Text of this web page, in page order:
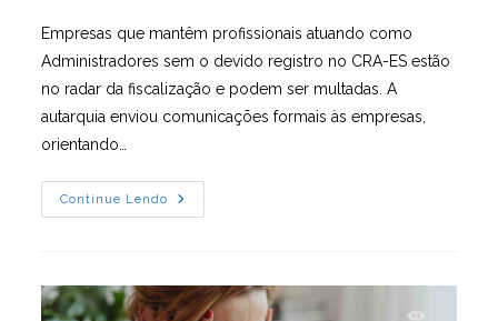
post:
Empresas que mantêm profissionais atuando como
Administradores sem o devido registro no CRA-ES estão
no radar da fiscalização e podem ser multadas. A
autarquia enviou comunicações formais às empresas,
orientando…
Continue Lendo
Prazo
Para
De
Abril